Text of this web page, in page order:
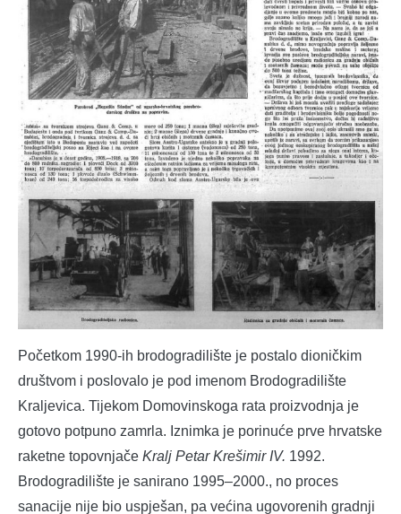
Početkom 1990-ih brodogradilište je postalo dioničkim
društvom i poslovalo je pod imenom Brodogradilište
Kraljevica. Tijekom Domovinskoga rata proizvodnja je
gotovo potpuno zamrla. Iznimka je porinuće prve hrvatske
raketne topovnjače Kralj Petar Krešimir IV. 1992.
Brodogradilište je sanirano 1995–2000., no proces
sanacije nije bio uspješan, pa većina ugovorenih gradnji